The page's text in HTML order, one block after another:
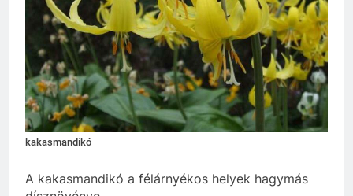
kakasmandikó
A kakasmandikó a félárnyékos helyek hagymás